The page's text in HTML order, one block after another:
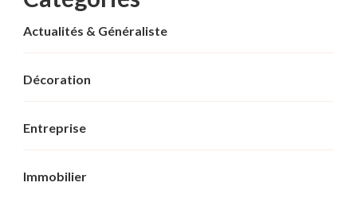
Actualités & Généraliste
Décoration
Entreprise
Immobilier